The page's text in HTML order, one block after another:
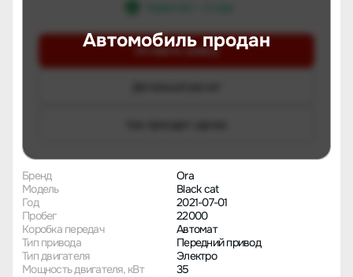
Автомобиль продан
Оставить заявку
Бренд
Ora
Модель
Black cat
Год
2021-07-01
Пробег
22000
Коробка передач
Автомат
Тип привода
Передний привод
Тип двигателя
Электро
Мощность двигателя, кВт
35